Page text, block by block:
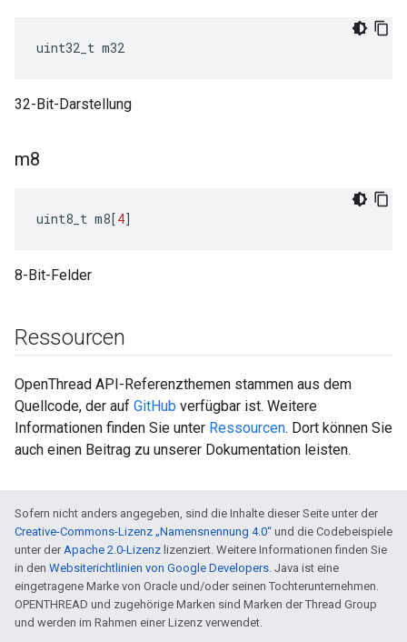
uint32_t m32
32-Bit-Darstellung
m8
uint8_t m8[4]
8-Bit-Felder
Ressourcen
OpenThread API-Referenzthemen stammen aus dem
Quellcode, der auf GitHub verfügbar ist. Weitere
Informationen finden Sie unter Ressourcen. Dort können Sie
auch einen Beitrag zu unserer Dokumentation leisten.
Sofern nicht anders angegeben, sind die Inhalte dieser Seite unter der
Creative-Commons-Lizenz „Namensnennung 4.0“ und die Codebeispiele
unter derApache 2.0-Lizenz lizenziert. Weitere Informationen finden Sie
in den Websiterichtlinien von Google Developers. Java ist eine
eingetragene Marke von Oracle und/oder seinen Tochterunternehmen.
OPENTHREAD und zugehörige Marken sind Marken der Thread Group
und werden im Rahmen einer Lizenz verwendet.